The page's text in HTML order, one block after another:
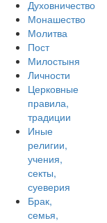
Духовничество
Монашество
Молитва
Пост
Милостыня
Личности
Церковные
правила,
традиции
Иные
религии,
учения,
секты,
суеверия
Брак,
семья,